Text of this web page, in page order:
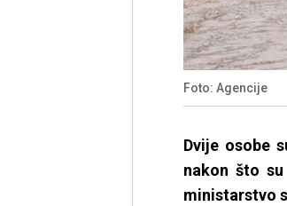
Foto: Agencije
Dvije osobe
nakon što
ministarstvo